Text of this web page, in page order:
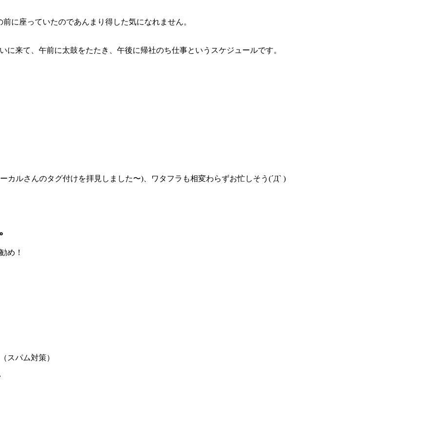
に座っていたのであんまり得した気になれません。
来て、午前に太鼓をたたき、午後に帰社のち仕事というスケジュールです。
カルさんのタグ付けを拝見しました〜)、ワタフラも相変わらずお忙しそう(´Д` )
め！
スパム対策）